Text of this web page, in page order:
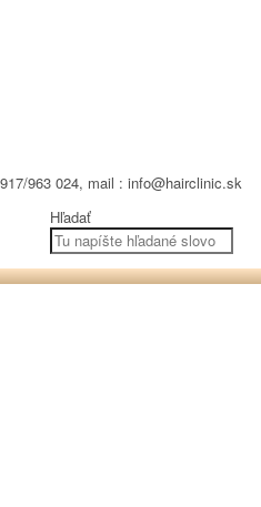
963 024, mail : info@hairclinic.sk
Hľadať